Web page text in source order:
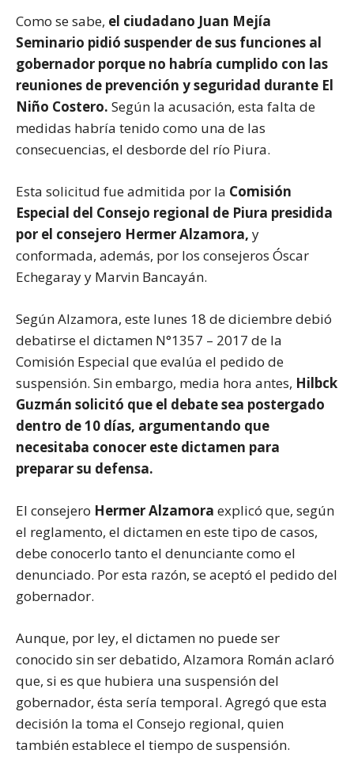
Como se sabe, el ciudadano Juan Mejía
Seminario pidió suspender de sus funciones al
gobernador porque no habría cumplido con las
reuniones de prevención y seguridad durante El
Niño Costero. Según la acusación, esta falta de
medidas habría tenido como una de las
consecuencias, el desborde del río Piura.
Esta solicitud fue admitida por la Comisión
Especial del Consejo regional de Piura presidida
por el consejero Hermer Alzamora, y
conformada, además, por los consejeros Óscar
Echegaray y Marvin Bancayán.
Según Alzamora, este lunes 18 de diciembre debió
debatirse el dictamen N°1357 – 2017 de la
Comisión Especial que evalúa el pedido de
suspensión. Sin embargo, media hora antes, Hilbck
Guzmán solicitó que el debate sea postergado
dentro de 10 días, argumentando que
necesitaba conocer este dictamen para
preparar su defensa.
El consejero Hermer Alzamora explicó que, según
el reglamento, el dictamen en este tipo de casos,
debe conocerlo tanto el denunciante como el
denunciado. Por esta razón, se aceptó el pedido del
gobernador.
Aunque, por ley, el dictamen no puede ser
conocido sin ser debatido, Alzamora Román aclaró
que, si es que hubiera una suspensión del
gobernador, ésta sería temporal. Agregó que esta
decisión la toma el Consejo regional, quien
también establece el tiempo de suspensión.